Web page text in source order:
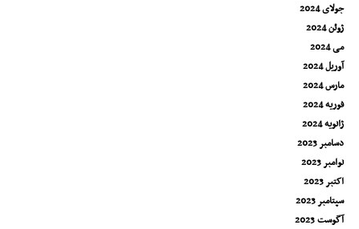
جولای 2024
ژوئن 2024
می 2024
آوریل 2024
مارس 2024
فوریه 2024
ژانویه 2024
دسامبر 2023
نوامبر 2023
اکتبر 2023
سپتامبر 2023
آگوست 2023